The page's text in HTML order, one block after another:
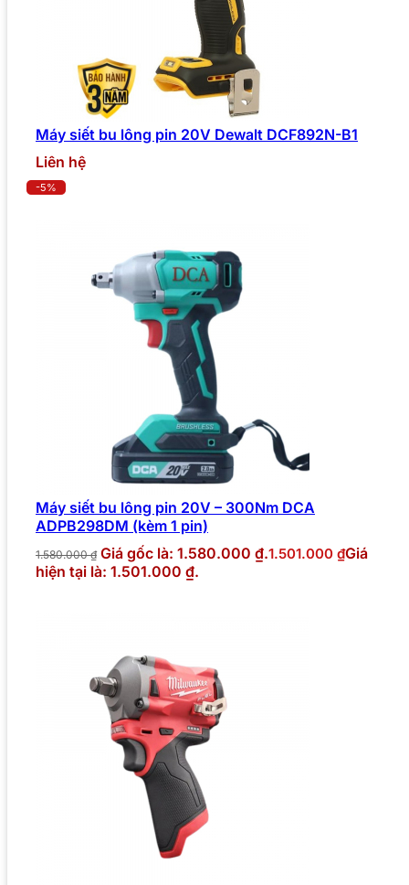
Máy siết bu lông pin 20V Dewalt DCF892N-B1
Liên hệ
-5%
Máy siết bu lông pin 20V – 300Nm DCA
ADPB298DM (kèm 1 pin)
1.580.000₫ Giá gốc là: 1.580.000 ₫.1.501.000 ₫Giá
hiện tại là: 1.501.000 ₫.